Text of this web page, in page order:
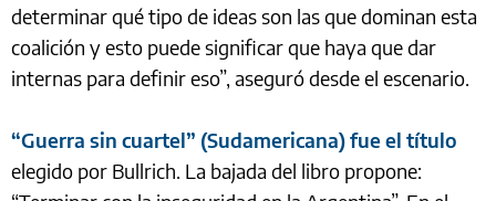
determinar qué tipo de ideas son las que dominan esta
coalición y esto puede significar que haya que dar
internas para definir eso”, aseguró desde el escenario.
“Guerra sin cuartel” (Sudamericana) fue el título
elegido por Bullrich. La bajada del libro propone: